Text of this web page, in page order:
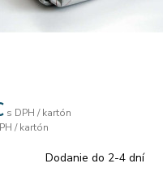
s DPH / kartón
/ kartón
Dodanie do 2-4 dní